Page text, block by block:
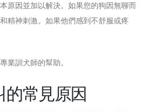
原因並加以解決。如果您的狗因無聊而
精神刺激。如果他們感到不舒服或疼
業訓犬師的幫助。
常見原因